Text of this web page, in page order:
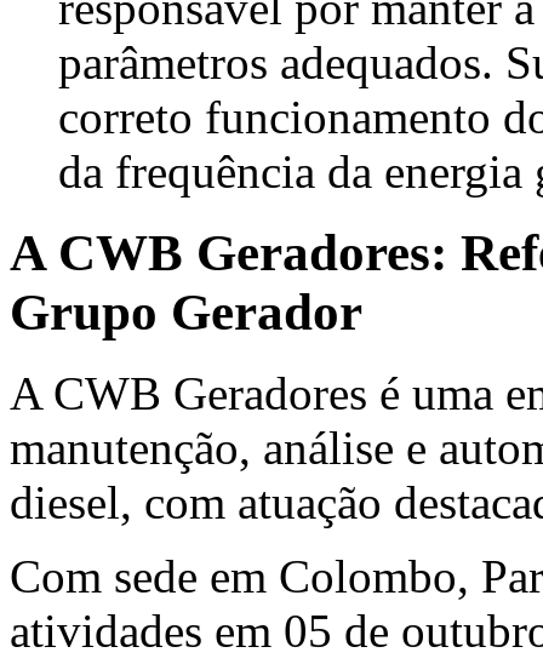
parâmetros adequados.
correto funcionamento
da frequência da energia
A CWB Geradores:
Grupo Gerador
A CWB Geradores é uma
manutenção, análise e
diesel, com atuação
Com sede em Colombo,
atividades em 05 de